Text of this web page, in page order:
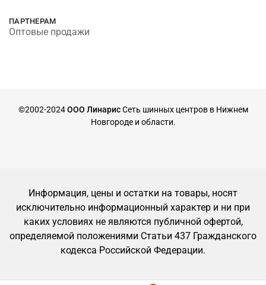
ПАРТНЕРАМ
Оптовые продажи
©2002-2024ООО ЛинарисСеть шинных центров в Нижнем
Новгороде и области.
Информация, цены и остатки на товары, носят
исключительно информационный характер и ни при
каких условиях не являются публичной офертой,
определяемой положениями Статьи 437 Гражданского
кодекса Российской Федерации.